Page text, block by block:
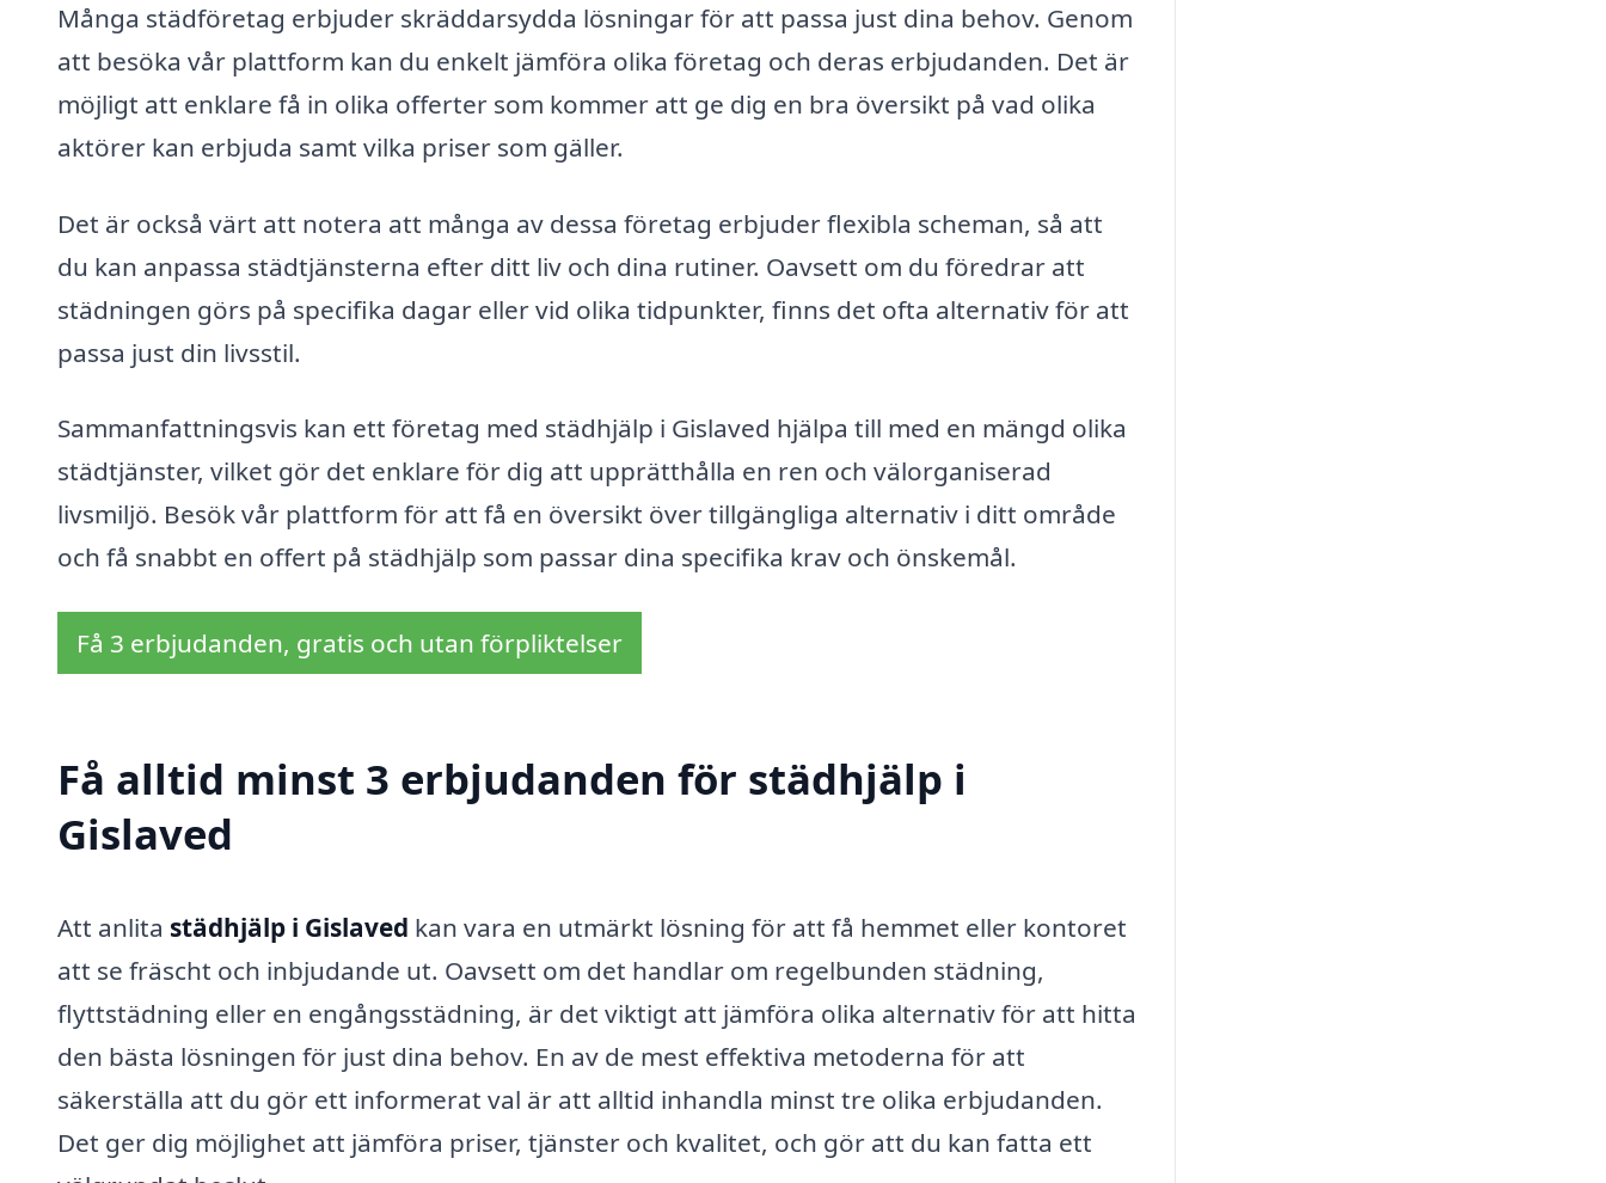
Många städföretag erbjuder skräddarsydda lösningar för att passa just dina behov. Genom
att besöka vår plattform kan du enkelt jämföra olika företag och deras erbjudanden. Det är
möjligt att enklare få in olika offerter som kommer att ge dig en bra översikt på vad olika
aktörer kan erbjuda samt vilka priser som gäller.
Det är också värt att notera att många av dessa företag erbjuder flexibla scheman, så att
du kan anpassa städtjänsterna efter ditt liv och dina rutiner. Oavsett om du föredrar att
städningen görs på specifika dagar eller vid olika tidpunkter, finns det ofta alternativ för att
passa just din livsstil.
Sammanfattningsvis kan ett företag med städhjälp i Gislaved hjälpa till med en mängd olika
städtjänster, vilket gör det enklare för dig att upprätthålla en ren och välorganiserad
livsmiljö. Besök vår plattform för att få en översikt över tillgängliga alternativ i ditt område
och få snabbt en offert på städhjälp som passar dina specifika krav och önskemål.
Få 3 erbjudanden, gratis och utan förpliktelser
Få alltid minst 3 erbjudanden för städhjälp i
Gislaved
Att anlita städhjälp i Gislaved kan vara en utmärkt lösning för att få hemmet eller kontoret
att se fräscht och inbjudande ut. Oavsett om det handlar om regelbunden städning,
flyttstädning eller en engångsstädning, är det viktigt att jämföra olika alternativ för att hitta
den bästa lösningen för just dina behov. En av de mest effektiva metoderna för att
säkerställa att du gör ett informerat val är att alltid inhandla minst tre olika erbjudanden.
Det ger dig möjlighet att jämföra priser, tjänster och kvalitet, och gör att du kan fatta ett